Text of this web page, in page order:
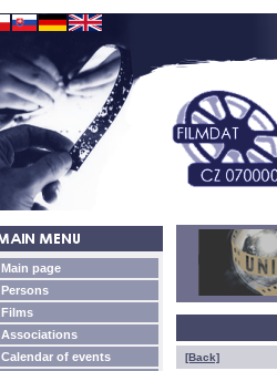
Main page
Persons
Films
Associations
Calendar of events
[Back]